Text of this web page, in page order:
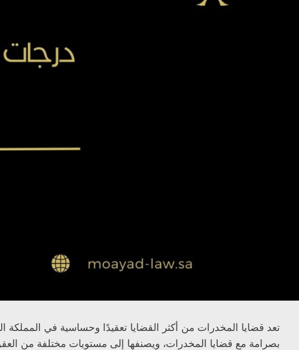
تعد قضايا المخدرات من أكثر القضايا تعقيدًا وحساسية في المملكة
بصرامة مع قضايا المخدرات، ويصنفها إلى مستويات مختلفة من